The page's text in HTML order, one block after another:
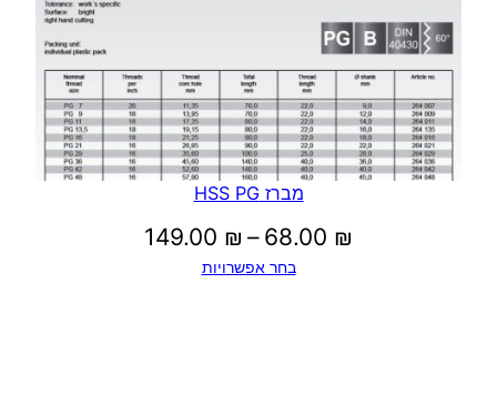
מברז HSS PG
68.00 ₪
–
149.00 ₪
בחר אפשרויות